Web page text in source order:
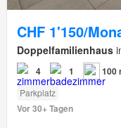
CHF 1'150/
Doppelfamilienhaus
4 1 100
Parkplatz
Vor 30+ Tagen